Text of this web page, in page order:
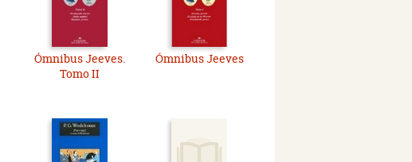
Ómnibus Jeeves.
Tomo II
Ómnibus Jeeves